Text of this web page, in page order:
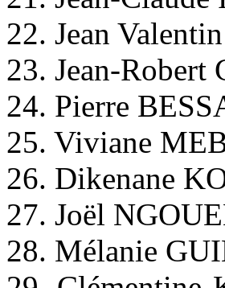
22. Jean
23. Jean-
24. Pierre
25. Viviane
26. Dikenane
27. Joël
28. Mélanie